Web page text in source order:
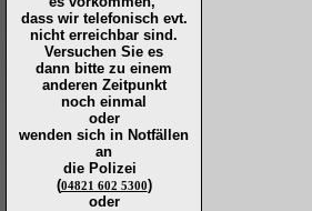
dass wir telefonisch evt.
nicht erreichbar sind.
Versuchen Sie es
dann bitte zu einem
anderen Zeitpunkt
noch einmal
oder
wenden sich in Notfällen
an
die Polizei
(04821 602 5300)
oder